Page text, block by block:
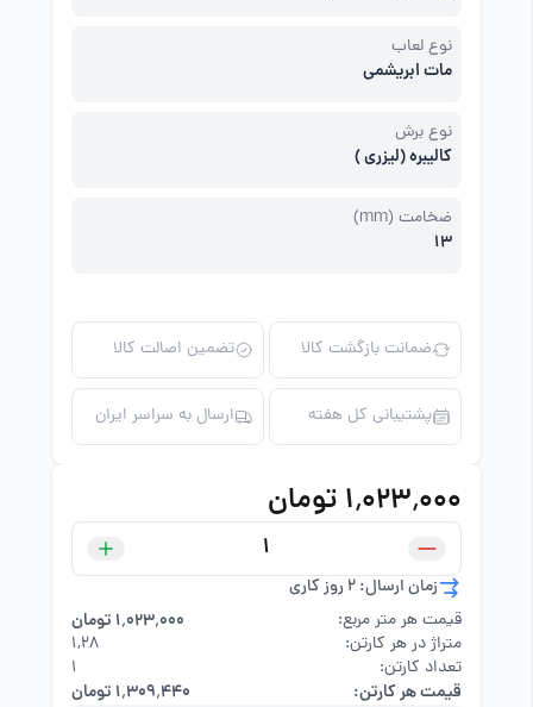
نوع لعاب
مات ابریشمی
نوع برش
کالیبره (لیزری )
ضخامت (mm)
13
ضمانت بازگشت کالا تضمین اصالت کالا
پشتیبانی کل هفته ارسال به سراسر ایران
۱٬۰۲۳٬۰۰۰ تومان
زمان ارسال: 2 روز کاری
قیمت هر متر مربع:
۱٬۰۲۳٬۰۰۰ تومان
متراژ در هر کارتن:
۱,۲۸
تعداد کارتن:
1
قیمت هر کارتن: ۱٬۳۰۹٬۴۴۰ تومان